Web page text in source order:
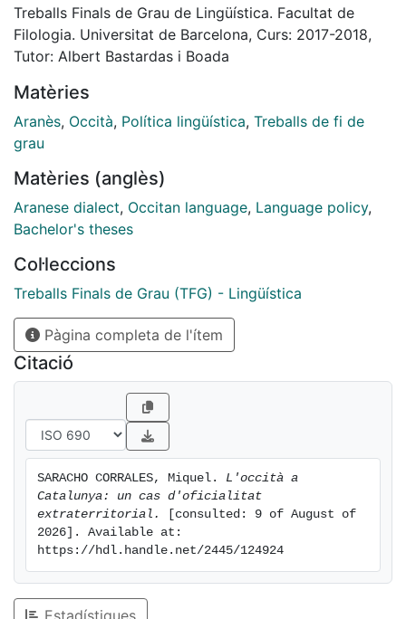
concret, explorem les característiques del concepte
general de l’oficialitat extraterritorial.
[eng] Since 2006, the Occitan language is official in
where Occitan is not the traditional language. In this
paper we analyse the linguistic, territorial and
historical context which has made it possible, and we
particular case, we explore the characteristics of the
general concept of extraterritorial official status.
Treballs Finals de Grau de Lingüística. Facultat de
Filologia. Universitat de Barcelona, Curs: 2017-2018,
Tutor: Albert Bastardas i Boada
Matèries
Aranès, Occità, Política lingüística, Treballs de fi de
grau
Matèries (anglès)
Aranese dialect, Occitan language, Language policy,
Bachelor's theses
Col·leccions
Treballs Finals de Grau (TFG) - Lingüística
Pàgina completa de l'ítem
Citació
SARACHO CORRALES, Miquel. L'occità a
Catalunya: un cas d'oficialitat
extraterritorial.
[consulted: 9 of August of
2026]. Available at:
https://hdl.handle.net/2445/124924